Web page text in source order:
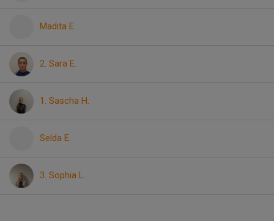
Madita E.
2. Sara E.
1. Sascha H.
Selda E.
3. Sophia L.